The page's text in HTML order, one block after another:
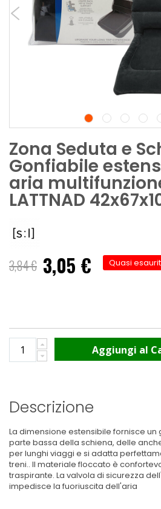
Zona Seduta e
Gonfiabile
aria
LATTNAD
3,84 € Prezzo
speciale
3,05 € Quasi
Aggiungi al
Descrizione
La dimensione estensibile fornisce
parte bassa della schiena, delle
per lunghi viaggi e si adatta
treni.. Il materiale floccato è
traspirante. La valvola di sicurezza
impedisce la fuoriuscita dell'aria